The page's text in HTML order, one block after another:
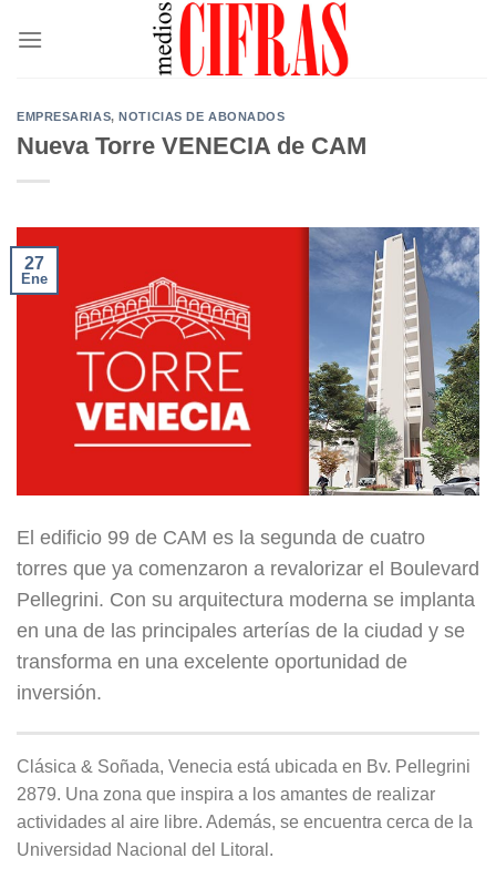
EMPRESARIAS,NOTICIAS DE ABONADOS
Nueva Torre VENECIA de CAM
27
Ene
El edificio 99 de CAM es la segunda de cuatro
torres que ya comenzaron a revalorizar el Boulevard
Pellegrini. Con su arquitectura moderna se implanta
en una de las principales arterías de la ciudad y se
transforma en una excelente oportunidad de
inversión.
Clásica & Soñada, Venecia está ubicada en Bv. Pellegrini
2879. Una zona que inspira a los amantes de realizar
actividades al aire libre. Además, se encuentra cerca de la
Universidad Nacional del Litoral.